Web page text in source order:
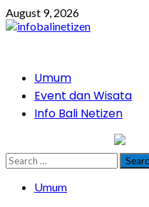
Skip
to
August 9, 2026
PrimaryUmum
Event dan Wisata
Info Bali Netizen
Search
for:
Umum